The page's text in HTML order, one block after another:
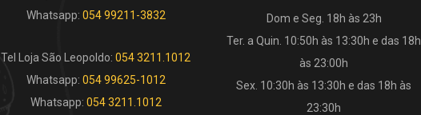
Whatsapp: 054 99211-3832
Tel Loja São Leopoldo: 054 3211.1012
Whatsapp: 054 99625-1012
Whatsapp: 054 3211.1012
Dom e Seg. 18h às 23h
Ter. a Quin. 10:50h às 13:30h e das 18h
às 23:00h
Sex. 10:30h às 13:30h e das 18h às
23:30h